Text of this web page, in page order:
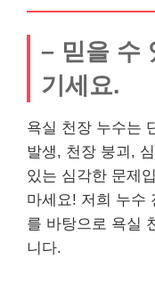
– 믿을 수
기세요.
욕실 천장 누수는
발생, 천장 붕괴,
있는 심각한 문제
마세요! 저희 누수
를 바탕으로 욕실
니다.